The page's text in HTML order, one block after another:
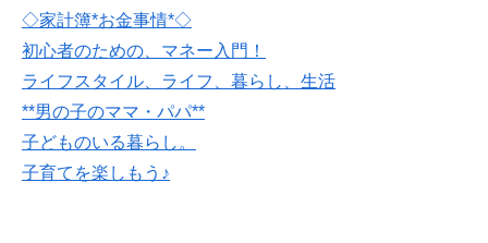
◇家計簿*お金事情*◇
初心者のための、マネー入門！
ライフスタイル、ライフ、暮らし、生活
**男の子のママ・パパ**
子どものいる暮らし。
子育てを楽しもう♪